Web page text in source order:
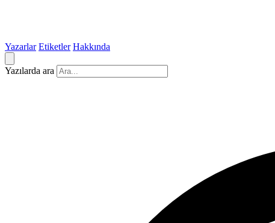
Yazarlar Etiketler Hakkında
Yazılarda ara